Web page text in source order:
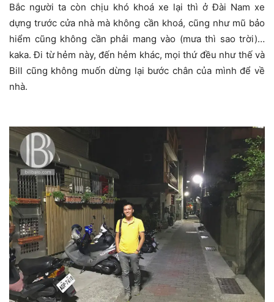
Bắc người ta còn chịu khó khoá xe lại thì ở Đài Nam xe
dựng trước cửa nhà mà không cần khoá, cũng như mũ bảo
hiểm cũng không cần phải mang vào (mưa thì sao trời)…
kaka. Đi từ hẻm này, đến hẻm khác, mọi thứ đều như thế và
Bill cũng không muốn dừng lại bước chân của mình để về
nhà.